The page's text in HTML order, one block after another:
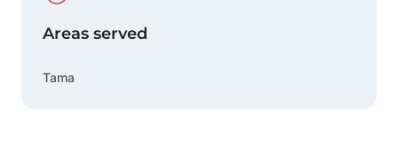
Areas served
Tama